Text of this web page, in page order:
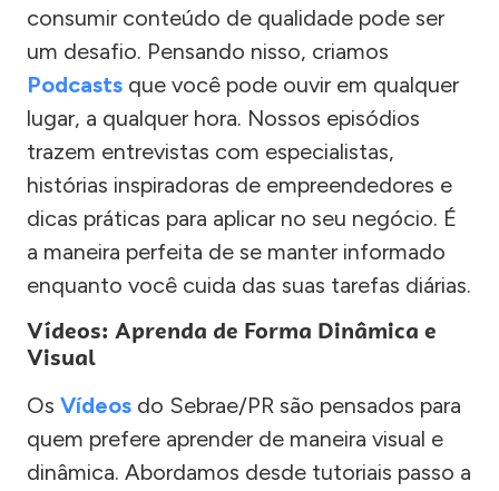
consumir conteúdo de qualidade pode ser
um desafio. Pensando nisso, criamos
Podcasts que você pode ouvir em qualquer
lugar, a qualquer hora. Nossos episódios
trazem entrevistas com especialistas,
histórias inspiradoras de empreendedores e
dicas práticas para aplicar no seu negócio. É
a maneira perfeita de se manter informado
enquanto você cuida das suas tarefas diárias.
Vídeos: Aprenda de Forma Dinâmica e
Visual
Os Vídeos do Sebrae/PR são pensados para
quem prefere aprender de maneira visual e
dinâmica. Abordamos desde tutoriais passo a